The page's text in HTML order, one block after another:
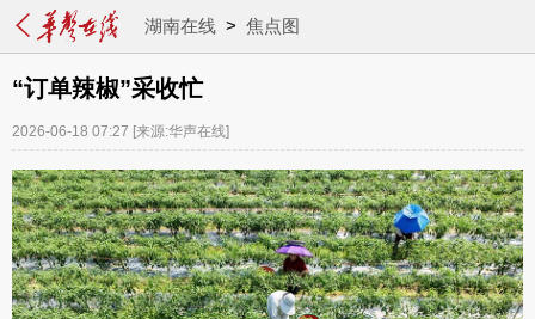
湖南在线> 焦点图
“订单辣椒”采收忙
2026-06-18 07:27 [来源:华声在线]